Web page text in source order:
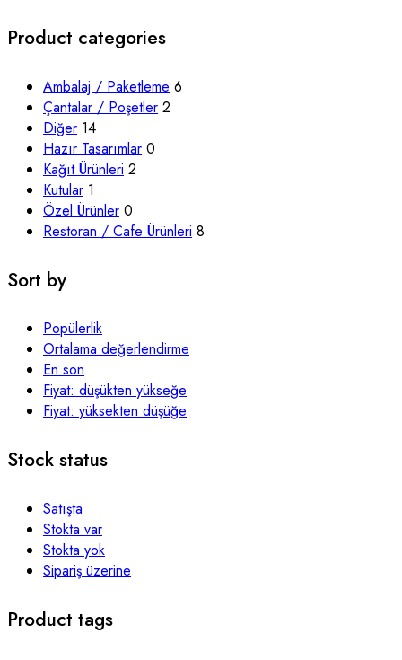
Product categories
Ambalaj / Paketleme 6
Çantalar / Poşetler 2
Diğer 14
Hazır Tasarımlar 0
Kağıt Ürünleri 2
Kutular 1
Özel Ürünler 0
Restoran / Cafe Ürünleri 8
Sort by
Popülerlik
Ortalama değerlendirme
En son
Fiyat: düşükten yükseğe
Fiyat: yüksekten düşüğe
Stock status
Satışta
Stokta var
Stokta yok
Sipariş üzerine
Product tags